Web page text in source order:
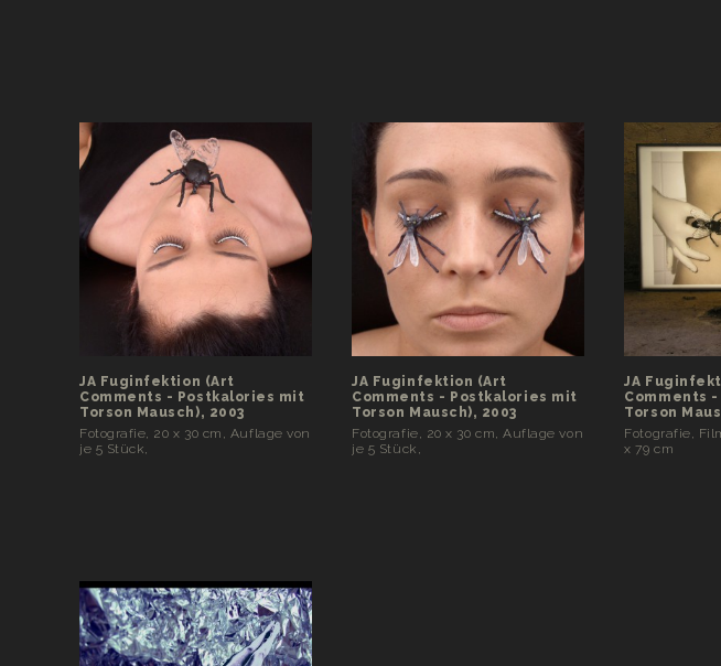
JA Fuginfektion (Art
Comments - Postkalories mit
Torson Mausch), 2003
Fotografie, 20 x 30 cm, Auflage von
je 5 Stück,
JA Fuginfektion (Art
Comments - Postkalories mit
Torson Mausch), 2003
Fotografie, 20 x 30 cm, Auflage von
je 5 Stück,
JA
Comments
Torson
Fotografie,
x 79 cm